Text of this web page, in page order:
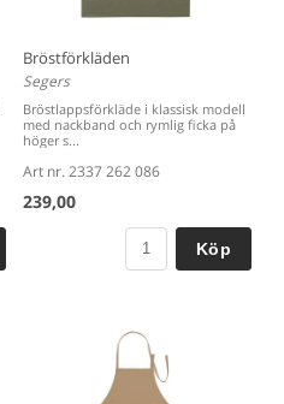
Bröstförkläden
Segers
Bröstlappsförkläde i klassisk modell
med nackband och rymlig ficka på
höger s...
Art nr. 2337 262 086
239,00
Köp